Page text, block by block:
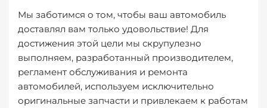
Мы заботимся о том, чтобы ваш автомобиль
доставлял вам только удовольствие! Для
достижения этой цели мы скрупулезно
выполняем, разработанный производителем,
регламент обслуживания и ремонта
автомобилей, используем исключительно
оригинальные запчасти и привлекаем к работам